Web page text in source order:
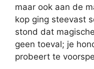
maar ook aan de
kop ging steevast
stond dat
geen toeval; je
probeert te